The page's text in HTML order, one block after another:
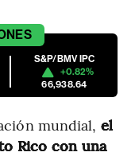
S&P/BMV IPC
+0.82%
66,938.64
mundial, el
Rico con una